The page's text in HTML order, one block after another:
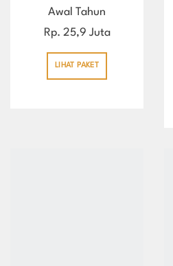
Awal Tahun
Rp. 25,9 Juta
LIHAT PAKET